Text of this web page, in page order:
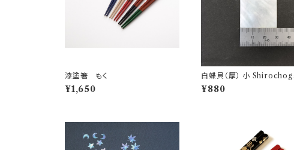
漆塗箸 もく
¥1,650
白蝶貝（厚） 小
¥880